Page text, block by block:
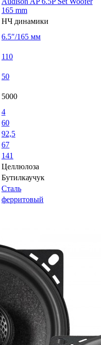
165 mm
НЧ динамики
6.5″/165 мм
110
50
5000
4
60
92,5
67
141
Целлюлоза
Бутилкаучук
Сталь
ферритовый